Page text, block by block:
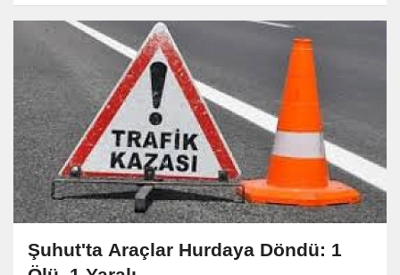
Şuhut'ta Araçlar Hurdaya Döndü: 1